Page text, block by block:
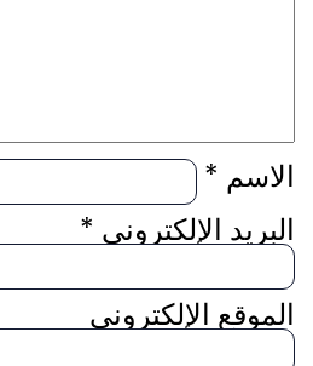
الاسم *
البريد الإلكتروني *
الموقع الإلكتروني